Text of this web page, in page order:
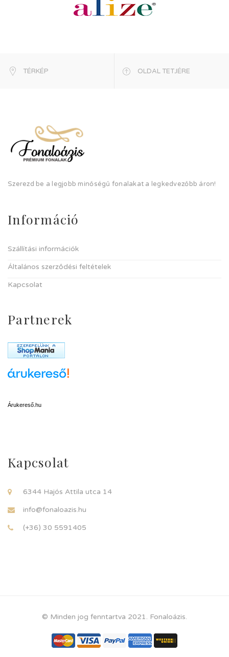
TÉRKÉP OLDAL TETJÉRE
Szerezd be a legjobb minőségű fonalakat a legkedvezőbb áron!
Információ
Szállítási információk
Általános szerződési feltételek
Kapcsolat
Partnerek
Árukereső.hu
Kapcsolat
6344 Hajós Attila utca 14
info@fonaloazis.hu
(+36) 30 5591405
© Minden jog fenntartva 2021. Fonaloázis.